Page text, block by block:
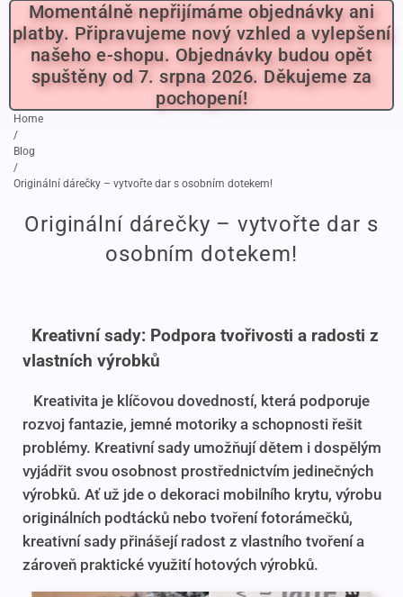
Momentálně nepřijímáme objednávky ani
platby. Připravujeme nový vzhled a vylepšení
našeho e-shopu. Objednávky budou opět
spuštěny od 7. srpna 2026. Děkujeme za
pochopení!
Home
/
Blog
/
Originální dárečky – vytvořte dar s osobním dotekem!
Originální dárečky – vytvořte dar s
osobním dotekem!
Kreativní sady: Podpora tvořivosti a radosti z
vlastních výrobků
Kreativita je klíčovou dovedností, která podporuje
rozvoj fantazie, jemné motoriky a schopnosti řešit
problémy. Kreativní sady umožňují dětem i dospělým
vyjádřit svou osobnost prostřednictvím jedinečných
výrobků. Ať už jde o dekoraci mobilního krytu, výrobu
originálních podtácků nebo tvoření fotorámečků,
kreativní sady přinášejí radost z vlastního tvoření a
zároveň praktické využití hotových výrobků.